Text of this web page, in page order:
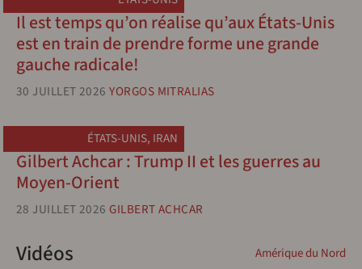
Il est temps qu’on réalise qu’aux États-Unis
est en train de prendre forme une grande
gauche radicale!
30 JUILLET 2026 YORGOS MITRALIAS
ÉTATS-UNIS, IRAN
Gilbert Achcar : Trump II et les guerres au
Moyen-Orient
28 JUILLET 2026 GILBERT ACHCAR
Amérique du Nord
Vidéos